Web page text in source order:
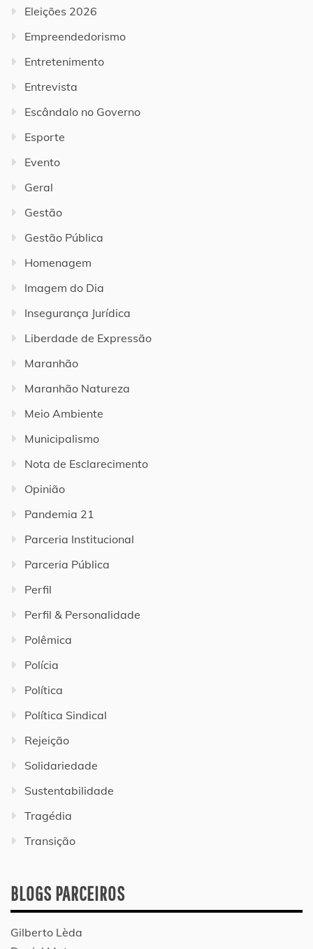
Eleições 2026
Empreendedorismo
Entretenimento
Entrevista
Escândalo no Governo
Esporte
Evento
Geral
Gestão
Gestão Pública
Homenagem
Imagem do Dia
Insegurança Jurídica
Liberdade de Expressão
Maranhão
Maranhão Natureza
Meio Ambiente
Municipalismo
Nota de Esclarecimento
Opinião
Pandemia 21
Parceria Institucional
Parceria Pública
Perfil
Perfil & Personalidade
Polêmica
Polícia
Política
Política Sindical
Rejeição
Solidariedade
Sustentabilidade
Tragédia
Transição
BLOGS PARCEIROS
Gilberto Lèda